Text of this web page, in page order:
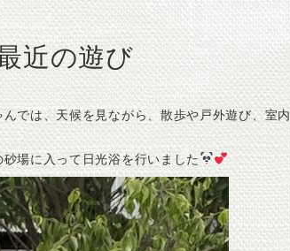
近の遊び
では、天候を見ながら、散歩や戸外遊び、室内
場に入って日光浴を行いました